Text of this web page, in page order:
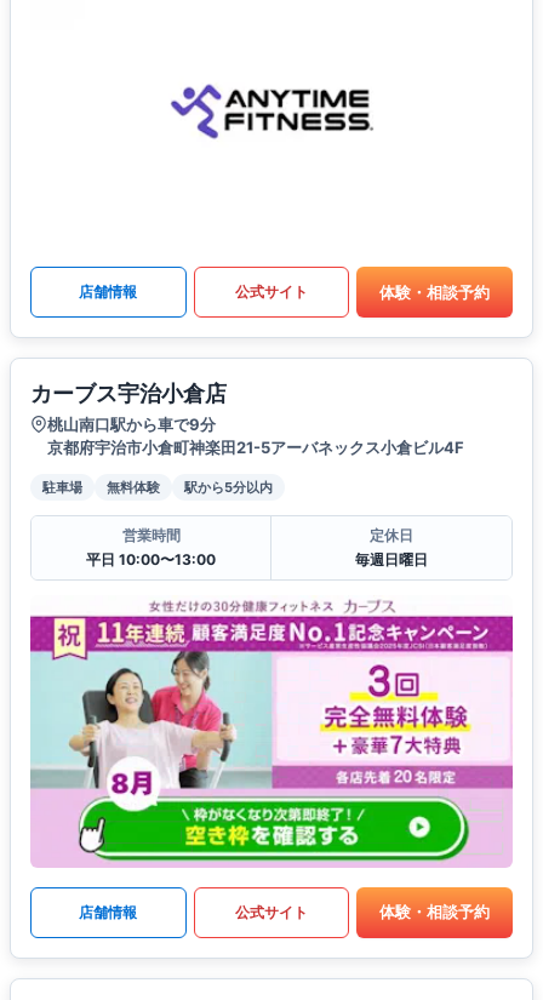
店舗情報 公式サイト 体験・相談予約
カーブス宇治小倉店
桃山南口駅から車で9分
京都府宇治市小倉町神楽田21-5アーバネックス小倉ビル4F
駐車場 無料体験 駅から5分以内
営業時間
平日 10:00〜13:00
定休日
毎週日曜日
店舗情報 公式サイト 体験・相談予約